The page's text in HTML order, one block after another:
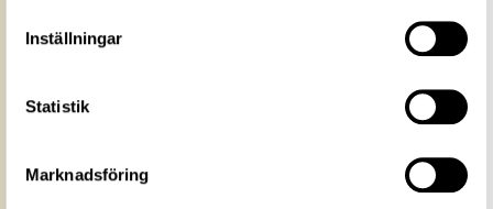
Inställningar
Statistik
Marknadsföring
https://samlingar.shm.se/media/7DE43FB6-
All textinformation (metadata) på denna sida är fri att
använda enligt licensen CC0.
Mer information om licenser hos Statens historiska museer.